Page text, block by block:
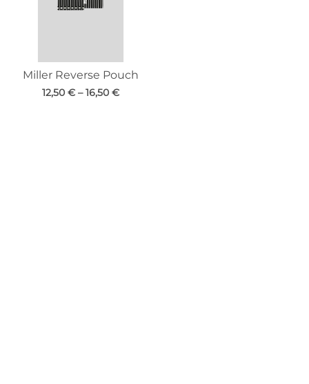
Miller Reverse Pouch
12,50 € –16,50 €